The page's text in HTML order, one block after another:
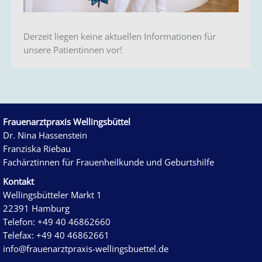
Derzeit liegen keine aktuellen Informationen für
unsere Patientinnen vor!
Frauenarztpraxis Wellingsbüttel
Dr. Nina Hassenstein
Franziska Riebau
Fachärztinnen für Frauenheilkunde und Geburtshilfe
Kontakt
Wellingsbütteler Markt 1
22391 Hamburg
Telefon: +49 40 46862660
Telefax: +49 40 46862661
info@frauenarztpraxis-wellingsbuettel.de